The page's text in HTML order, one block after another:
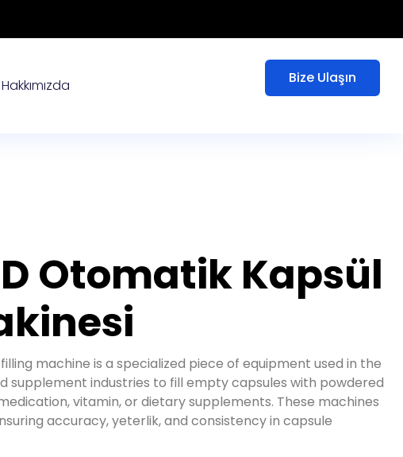
Hakkımızda Bize Ulaşın
Otomatik Kapsül
machine is a specialized piece of equipment used in the
supplement industries to fill empty capsules with powdered
, vitamin,or dietary supplements. These machines
accuracy, yeterlik,and consistency in capsule